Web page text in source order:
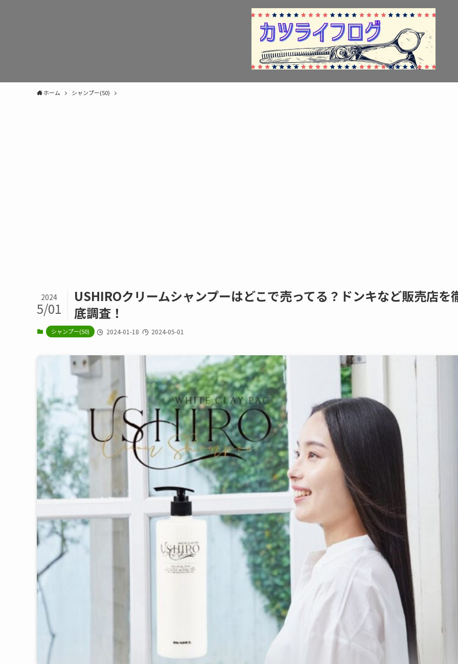
ホーム シャンプー(50)
USHIROクリームシャンプーはどこで売ってる？ドンキなど販売店を
底調査！
2024
5/01
シャンプー(50) 2024-01-18 2024-05-01